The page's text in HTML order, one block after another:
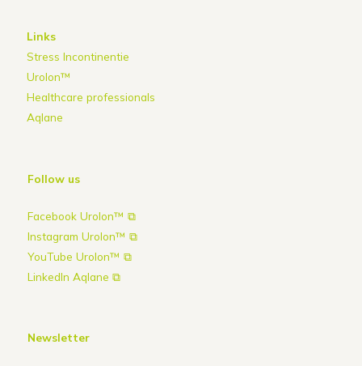
Links
Stress Incontinentie
Urolon™
Healthcare professionals
Aqlane
Follow us
Facebook Urolon™ ⧉
Instagram Urolon™ ⧉
YouTube Urolon™ ⧉
LinkedIn Aqlane ⧉
Newsletter